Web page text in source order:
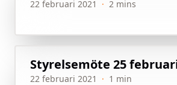
22 februari 2021 · 2 mins
Styrelsemöte 25
22 februari 2021 · 1 min